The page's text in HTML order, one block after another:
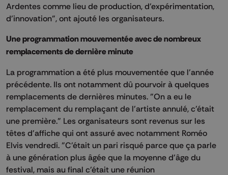
Ardentes comme lieu de production, d'expérimentation,
d'innovation", ont ajouté les organisateurs.
Une programmation mouvementée avec de nombreux
remplacements de dernière minute
La programmation a été plus mouvementée que l'année
précédente. Ils ont notamment dû pourvoir à quelques
remplacements de dernières minutes. "On a eu le
remplacement du remplaçant de l'artiste annulé, c'était
une première." Les organisateurs sont revenus sur les
têtes d'affiche qui ont assuré avec notamment Roméo
Elvis vendredi. "C'était un pari risqué parce que ça parle
à une génération plus âgée que la moyenne d'âge du
festival, mais au final c'était une réunion